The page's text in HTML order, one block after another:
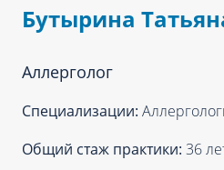
Бутырина
Аллерголог
Специализации:
Общий стаж практики: 36